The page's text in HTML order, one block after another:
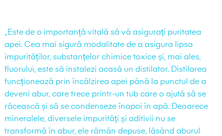
„Este de o importanță vitală să vă asigurați puritatea
apei. Cea mai sigură modalitate de a asigura lipsa
impurităților, substanțelor chimice toxice și, mai ales,
fluorului, este să instalezi acasă un distilator. Distilarea
funcționează prin încălzirea apei până la punctul de a
deveni abur, care trece printr-un tub care o ajută să se
răcească și să se condenseze înapoi în apă. Deoarece
mineralele, diversele impurități și aditivii nu se
transformă în abur, ele rămân depuse, lăsând aburul